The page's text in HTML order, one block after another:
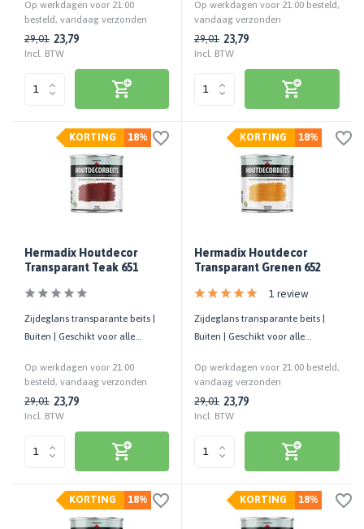
Op werkdagen voor 21:00
besteld, vandaag verzonden
29,01 23,79
Incl. BTW
Op werkdagen voor 21:00 besteld,
vandaag verzonden
29,01 23,79
Incl. BTW
18%
KORTING
Hermadix Houtdecor
Transparant Teak 651
Zijdeglans transparante beits |
Buiten | Geschikt voor alle
Op werkdagen voor 21:00
besteld, vandaag verzonden
29,01 23,79
Incl. BTW
18%
KORTING
Hermadix Houtdecor
Transparant Grenen 652
1 review
Zijdeglans transparante beits |
Buiten | Geschikt voor alle
Op werkdagen voor 21:00 besteld,
vandaag verzonden
29,01 23,79
Incl. BTW
18%
KORTING 18%
KORTING